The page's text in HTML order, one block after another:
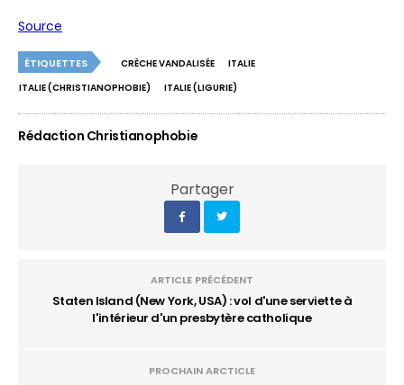
Source
ÉTIQUETTES CRÈCHE VANDALISÉE
ITALIE
ITALIE (CHRISTIANOPHOBIE)
ITALIE (LIGURIE)
Rédaction Christianophobie
Partager
ARTICLE PRÉCÉDENT
Staten Island (New York, USA) : vol d'une serviette à
l'intérieur d'un presbytère catholique
PROCHAIN ARCTICLE